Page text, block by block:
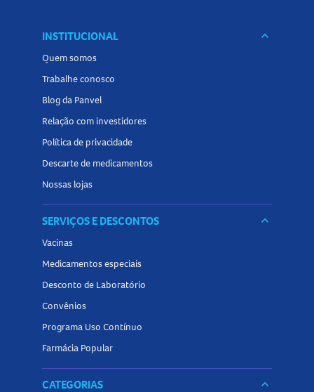
INSTITUCIONAL keyboard_arrow_down
Quem somos
Trabalhe conosco
Blog da Panvel
Relação com investidores
Política de privacidade
Descarte de medicamentos
Nossas lojas
SERVIÇOS E DESCONTOS keyboard_arrow_down
Vacinas
Medicamentos especiais
Desconto de Laboratório
Convênios
Programa Uso Contínuo
Farmácia Popular
CATEGORIAS keyboard_arrow_down